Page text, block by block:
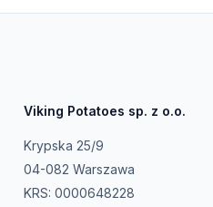
Viking Potatoes sp. z o.o.
Krypska 25/9
04-082 Warszawa
KRS: 0000648228